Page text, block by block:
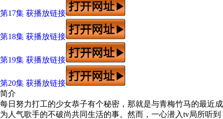
第17集 获播放链接
第18集 获播放链接
第19集 获播放链接
第20集 获播放链接
简介
每日努力打工的少女恭子有个秘密，那就是与青梅竹马的最近成
为人气歌手的不破尚共同生活的事。然而，一心潜入tv局所听到